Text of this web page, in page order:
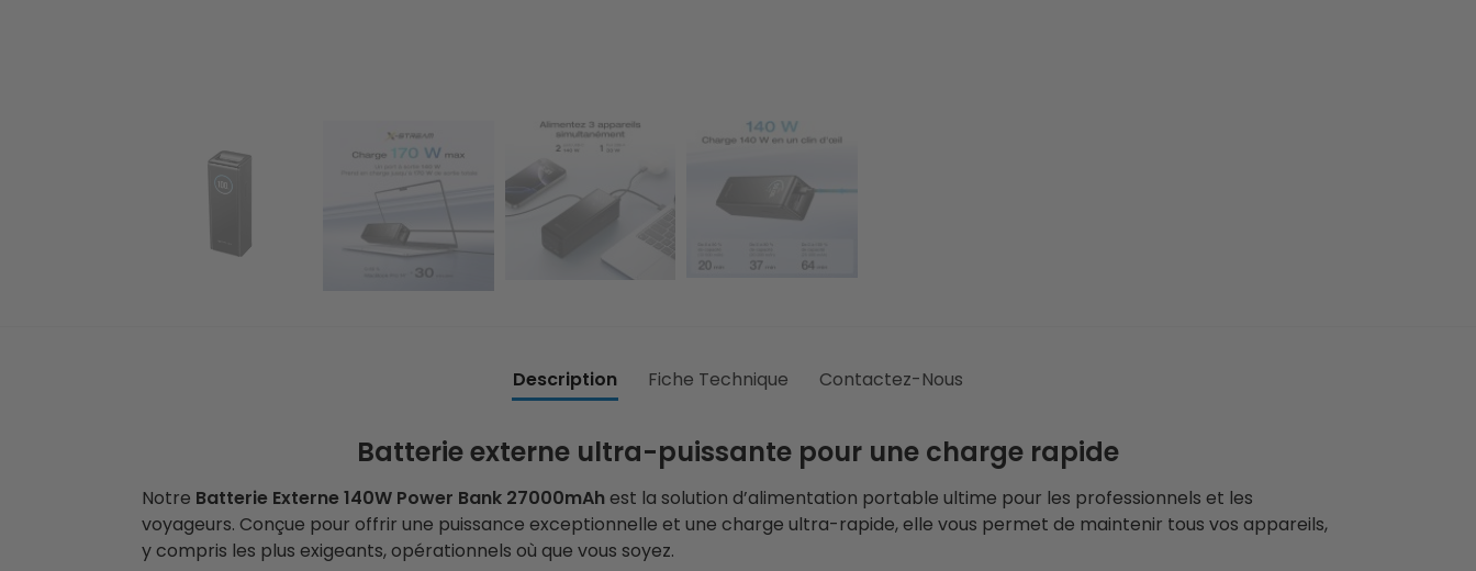
Description Fiche Technique Contactez-Nous
Batterie externe ultra-puissante pour une charge rapide
Notre Batterie Externe 140W Power Bank 27000mAhest la solution d’alimentation portable ultime pour les professionnels et les
voyageurs. Conçue pour offrir une puissance exceptionnelle et une charge ultra-rapide, elle vous permet de maintenir tous vos appareils,
y compris les plus exigeants, opérationnels où que vous soyez.